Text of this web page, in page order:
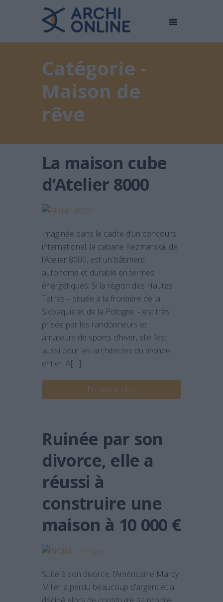
Catégorie -
Maison de
rêve
La maison cube
d’Atelier 8000
Imaginée dans le cadre d’un concours
international, la cabane Kezmarska, de
l’Atelier 8000, est un bâtiment
autonome et durable en termes
énergétiques. Si la région des Hautes
Tatras – située à la frontière de la
Slovaquie et de la Pologne – est très
prisée par les randonneurs et
amateurs de sports d’hiver, elle l’est
aussi pour les architectes du monde
entier. A[…]
En savoir plus
Ruinée par son
divorce, elle a
réussi à
construire une
maison à 10 000 €
Suite à son divorce, l’Américaine Marcy
Miller a perdu beaucoup d’argent et a